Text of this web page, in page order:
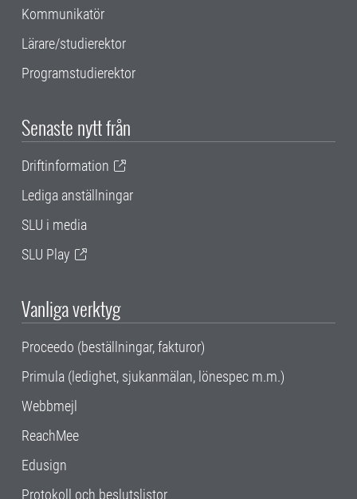
Kommunikatör
Lärare/studierektor
Programstudierektor
Senaste nytt från
Driftinformation
Lediga anställningar
SLU i media
SLU Play
Vanliga verktyg
Proceedo (beställningar, fakturor)
Primula (ledighet, sjukanmälan, lönespec m.m.)
Webbmejl
ReachMee
Edusign
Protokoll och beslutslistor